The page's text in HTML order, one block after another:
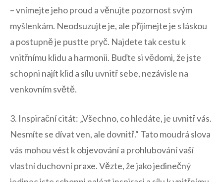
–⁤ vnímejte jeho proud a⁤ věnujte pozornost svým
myšlenkám. Neodsuzujte je, ale přijímejte je s láskou
a postupně je pustte ‌pryč. Najdete tak cestu ⁣k
vnitřnímu klidu ⁣a ‍harmonii. Buďte si vědomi, ​že jste
schopni⁢ najít klid ‍a⁢ sílu​ uvnitř‌ sebe, nezávisle⁤ na
venkovním světě.
3. Inspirační citát: „Všechno, co hledáte,​ je uvnitř vás.
Nesmíte se dívat ven, ale ​dovnitř.“ Tato moudrá slova
vás mohou vést‌ k objevování a prohlubování vaší
vlastní duchovní​ praxe. Vězte, že​ jako⁣ jedinečný​